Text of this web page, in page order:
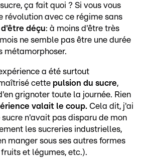
ça fait quoi ? Si vous vous
révolution avec ce régime sans
déçu: à moins d'être très
ne semble pas être une durée
métamorphoser.
a été surtout
cette pulsion du sucre,
grignoter toute la journée. Rien
valait le coup. Cela dit, j'ai
n'avait pas disparu de mon
les sucreries industrielles,
manger sous ses autres formes
et légumes, etc.).